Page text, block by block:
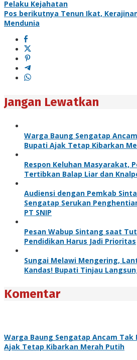
Pelaku Kejahatan
Pos berikutnya Tenun Ikat,
Mendunia
Jangan Lewatkan
Warga Baung Sengatap
Bupati Ajak Tetap Kibarkan
Respon Keluhan Masyarakat,
Tertibkan Balap Liar dan
Audiensi dengan Pemkab
Sengatap Serukan
PT SNIP
Pesan Wabup Sintang saat
Pendidikan Harus Jadi Prioritas
Sungai Melawi Mengering,
Kandas! Bupati Tinjau
Komentar
Warga Baung Sengatap Ancam Tak
Ajak Tetap Kibarkan Merah Putih